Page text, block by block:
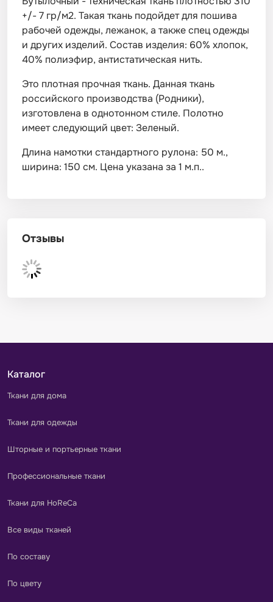
+/- 7 гр/м2. Такая ткань подойдет для пошива
рабочей одежды, лежанок, а также спец одежды
и других изделий. Состав изделия: 60% хлопок,
40% полиэфир, антистатическая нить.
Это плотная прочная ткань. Данная ткань
российского производства (Родники),
изготовлена в однотонном стиле. Полотно
имеет следующий цвет: Зеленый.
Длина намотки стандартного рулона: 50 м.,
ширина: 150 см. Цена указана за 1 м.п..
Отзывы
Каталог
Ткани для дома
Ткани для одежды
Шторные и портьерные ткани
Профессиональные ткани
Ткани для HoReCa
Все виды тканей
По составу
По цвету